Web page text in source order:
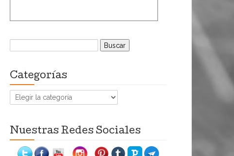
Buscar:
Categorías
Categorías
Nuestras Redes Sociales